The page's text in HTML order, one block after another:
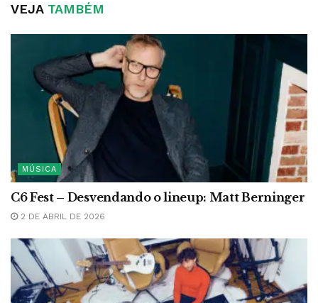
VEJATAMBÉM
MÚSICA
C6 Fest – Desvendando o lineup: Matt Berninger
2 DE ABRIL DE 2026